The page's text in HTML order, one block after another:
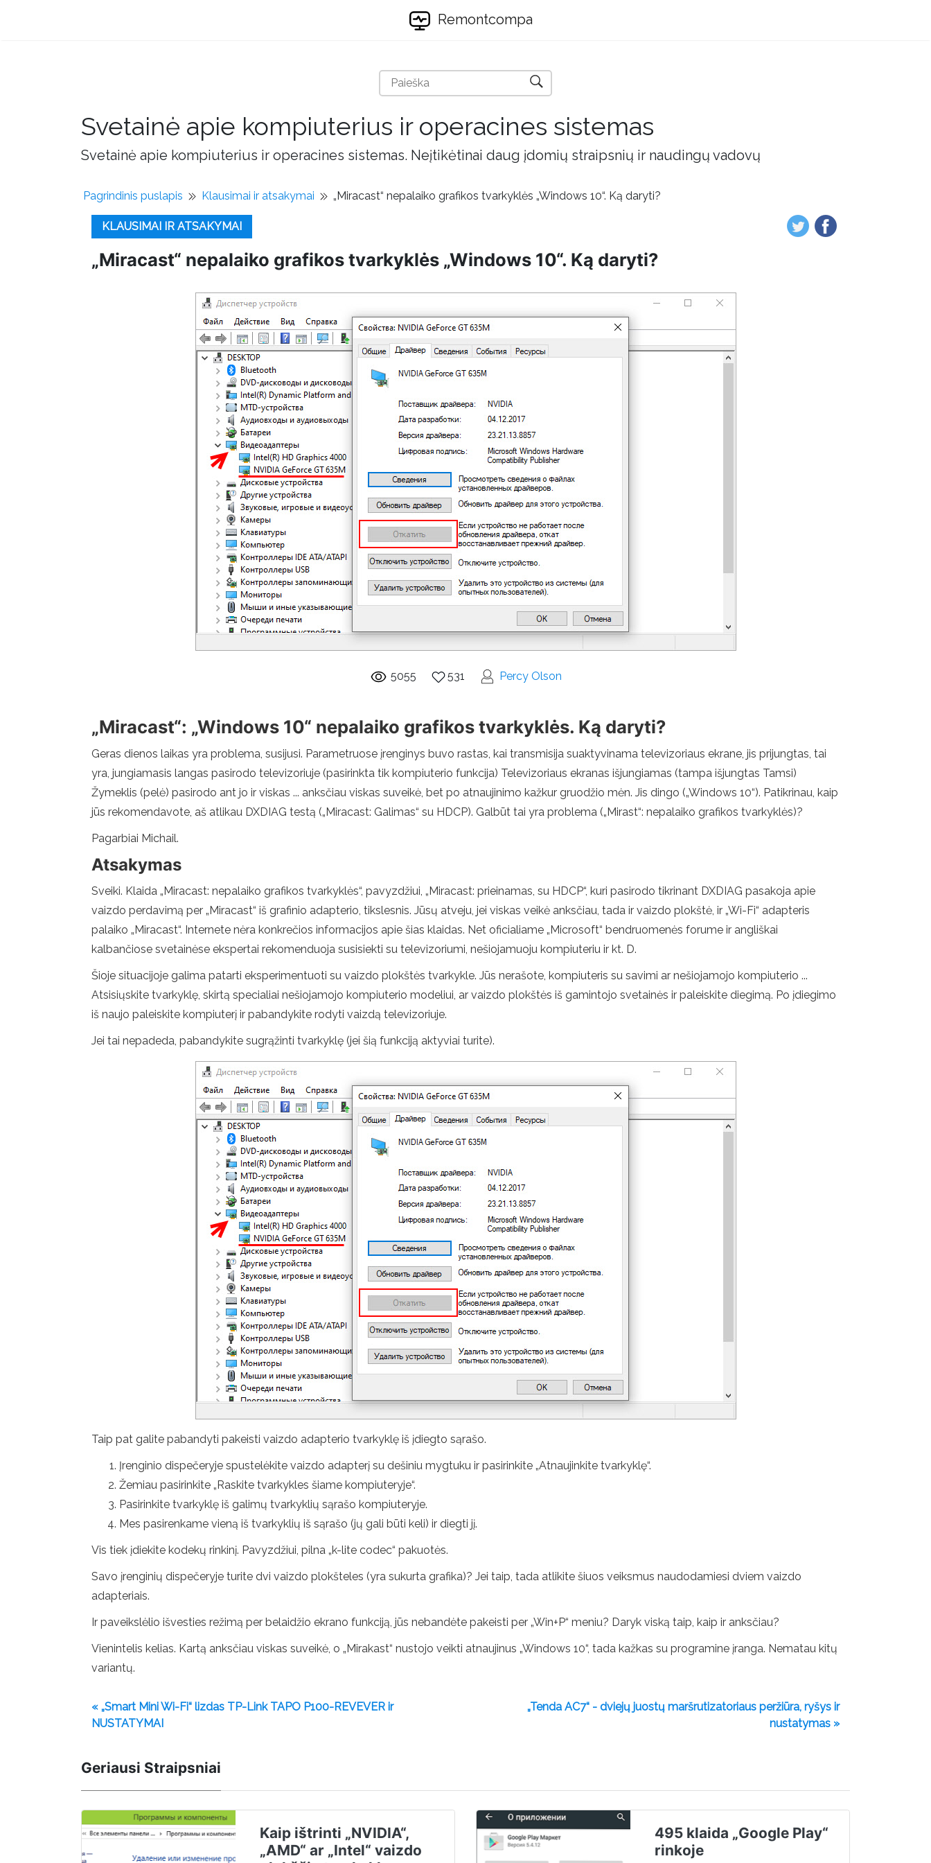
Remontcompa
Svetainė apie kompiuterius ir operacines sistemas
Svetainė apie kompiuterius ir operacines sistemas. Neįtikėtinai daug įdomių straipsnių ir naudingų vadovų
Pagrindinis puslapis Klausimai ir atsakymai „Miracast“ nepalaiko grafikos tvarkyklės „Windows 10“. Ką daryti?
KLAUSIMAI IR ATSAKYMAI
„Miracast“ nepalaiko grafikos tvarkyklės „Windows 10“. Ką daryti?
5055 531 Percy Olson
„Miracast“: „Windows 10“ nepalaiko grafikos tvarkyklės. Ką daryti?
Geras dienos laikas yra problema, susijusi. Parametruose įrenginys buvo rastas, kai transmisija suaktyvinama televizoriaus ekrane, jis prijungtas, tai
yra, jungiamasis langas pasirodo televizoriuje (pasirinkta tik kompiuterio funkcija) Televizoriaus ekranas išjungiamas (tampa išjungtas Tamsi)
Žymeklis (pelė) pasirodo ant jo ir viskas ... anksčiau viskas suveikė, bet po atnaujinimo kažkur gruodžio mėn. Jis dingo („Windows 10“). Patikrinau, kaip
jūs rekomendavote, aš atlikau DXDIAG testą („Miracast: Galimas“ su HDCP). Galbūt tai yra problema („Mirast“: nepalaiko grafikos tvarkyklės)?
Pagarbiai Michail.
Atsakymas
Sveiki. Klaida „Miracast: nepalaiko grafikos tvarkyklės“, pavyzdžiui, „Miracast: prieinamas, su HDCP“, kuri pasirodo tikrinant DXDIAG pasakoja apie
vaizdo perdavimą per „Miracast“ iš grafinio adapterio, tikslesnis. Jūsų atveju, jei viskas veikė anksčiau, tada ir vaizdo plokštė, ir „Wi-Fi“ adapteris
palaiko „Miracast“. Internete nėra konkrečios informacijos apie šias klaidas. Net oficialiame „Microsoft“ bendruomenės forume ir angliškai
kalbančiose svetainėse ekspertai rekomenduoja susisiekti su televizoriumi, nešiojamuoju kompiuteriu ir kt. D.
Šioje situacijoje galima patarti eksperimentuoti su vaizdo plokštės tvarkykle. Jūs nerašote, kompiuteris su savimi ar nešiojamojo kompiuterio ...
Atsisiųskite tvarkyklę, skirtą specialiai nešiojamojo kompiuterio modeliui, ar vaizdo plokštės iš gamintojo svetainės ir paleiskite diegimą. Po įdiegimo
iš naujo paleiskite kompiuterį ir pabandykite rodyti vaizdą televizoriuje.
Jei tai nepadeda, pabandykite sugrąžinti tvarkyklę (jei šią funkciją aktyviai turite).
Taip pat galite pabandyti pakeisti vaizdo adapterio tvarkyklę iš įdiegto sąrašo.
Įrenginio dispečeryje spustelėkite vaizdo adapterį su dešiniu mygtuku ir pasirinkite „Atnaujinkite tvarkyklę“.
Žemiau pasirinkite „Raskite tvarkykles šiame kompiuteryje“.
Pasirinkite tvarkyklę iš galimų tvarkyklių sąrašo kompiuteryje.
Mes pasirenkame vieną iš tvarkyklių iš sąrašo (jų gali būti keli) ir diegti jį.
Vis tiek įdiekite kodekų rinkinį. Pavyzdžiui, pilna „k-lite codec“ pakuotės.
Savo įrenginių dispečeryje turite dvi vaizdo plokšteles (yra sukurta grafika)? Jei taip, tada atlikite šiuos veiksmus naudodamiesi dviem vaizdo
adapteriais.
Ir paveikslėlio išvesties režimą per belaidžio ekrano funkciją, jūs nebandėte pakeisti per „Win+P“ meniu? Daryk viską taip, kaip ir anksčiau?
Vienintelis kelias. Kartą anksčiau viskas suveikė, o „Mirakast“ nustojo veikti atnaujinus „Windows 10“, tada kažkas su programine įranga. Nematau kitų
variantų.
« „Smart Mini Wi-Fi“ lizdas TP-Link TAPO P100-REVEVER ir
NUSTATYMAI
„Tenda AC7“ - dviejų juostų maršrutizatoriaus peržiūra, ryšys ir
nustatymas »
Geriausi Straipsniai
Kaip ištrinti „NVIDIA“,
„AMD“ ar „Intel“ vaizdo
495 klaida „Google Play“
rinkoje